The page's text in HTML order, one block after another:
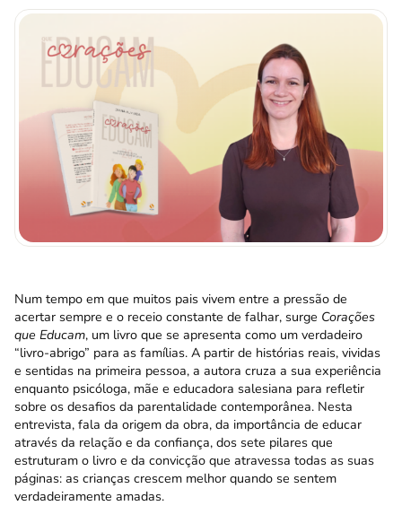
Num tempo em que muitos pais vivem entre a pressão de
acertar sempre e o receio constante de falhar, surge Corações
que Educam, um livro que se apresenta como um verdadeiro
“livro-abrigo” para as famílias. A partir de histórias reais, vividas
e sentidas na primeira pessoa, a autora cruza a sua experiência
enquanto psicóloga, mãe e educadora salesiana para refletir
sobre os desafios da parentalidade contemporânea. Nesta
entrevista, fala da origem da obra, da importância de educar
através da relação e da confiança, dos sete pilares que
estruturam o livro e da convicção que atravessa todas as suas
páginas: as crianças crescem melhor quando se sentem
verdadeiramente amadas.